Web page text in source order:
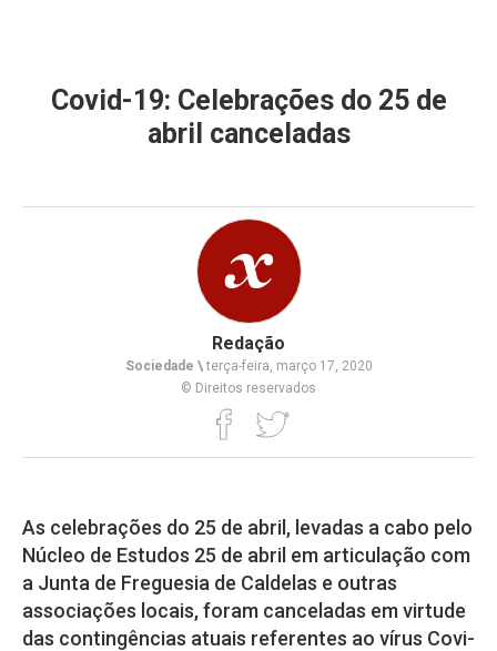
Covid-19: Celebrações do 25 de
abril canceladas
Redação
Sociedade \terça-feira, março 17, 2020
© Direitos reservados
As celebrações do 25 de abril, levadas a cabo pelo
Núcleo de Estudos 25 de abril em articulação com
a Junta de Freguesia de Caldelas e outras
associações locais, foram canceladas em virtude
das contingências atuais referentes ao vírus Covi-